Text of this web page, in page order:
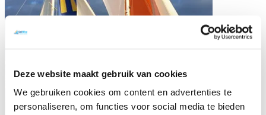
Deze website maakt gebruik van cookies
We gebruiken cookies om content en advertenties te
personaliseren, om functies voor social media te bieden